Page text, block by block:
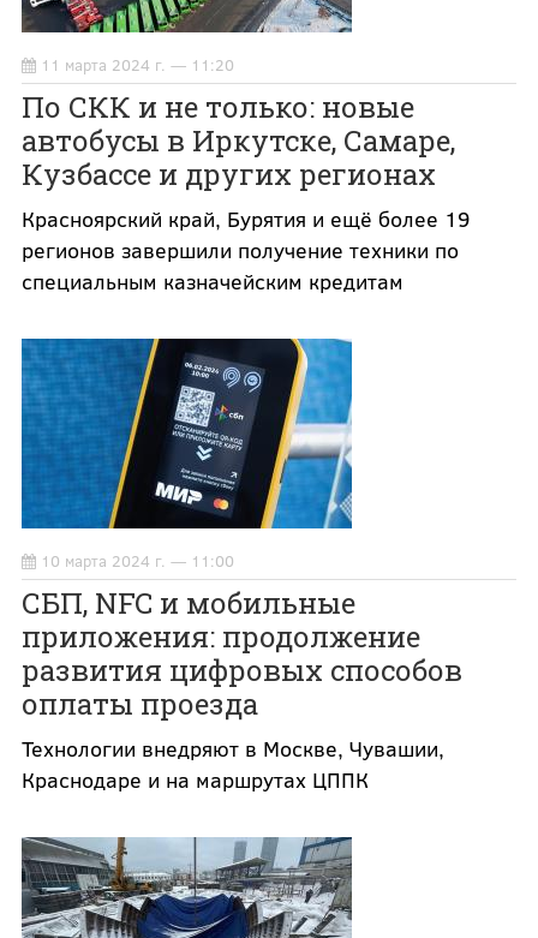
11 марта 2024 г. — 11:20
По СКК и не только: новые
автобусы в Иркутске, Самаре,
Кузбассе и других регионах
Красноярский край, Бурятия и ещё более 19
регионов завершили получение техники по
специальным казначейским кредитам
10 марта 2024 г. — 11:00
СБП, NFC и мобильные
приложения: продолжение
развития цифровых способов
оплаты проезда
Технологии внедряют в Москве, Чувашии,
Краснодаре и на маршрутах ЦППК